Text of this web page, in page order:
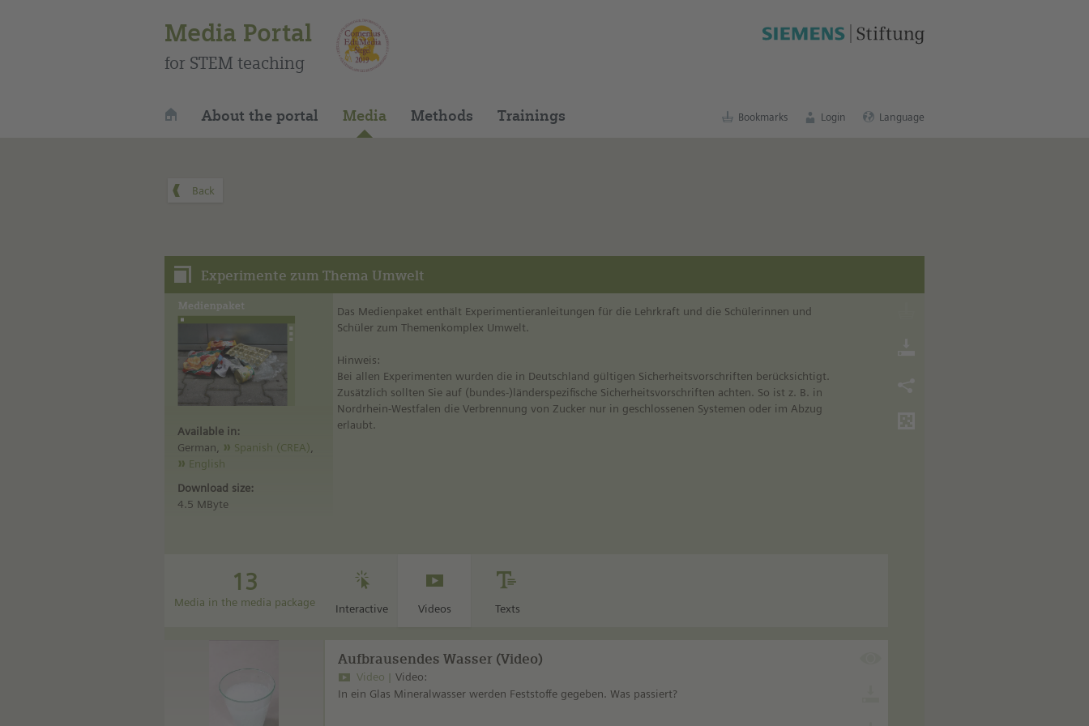
Media Portal
for STEM teaching
About the portal Media Methods Trainings Bookmarks Login Language
Experimente zum Thema Umwelt
Available in:
German,
Spanish (CREA)
English
Download size:
4.5 MByte
Das Medienpaket enthält Experimentieranleitungen für die Lehrkraft und die Schülerinnen und
Schüler zum Themenkomplex Umwelt.
Hinweis:
Bei allen Experimenten wurden die in Deutschland gültigen Sicherheitsvorschriften berücksichtigt.
Zusätzlich sollten Sie auf (bundes-)länderspezifische Sicherheitsvorschriften achten. So ist z. B. in
Nordrhein-Westfalen die Verbrennung von Zucker nur in geschlossenen Systemen oder im Abzug
erlaubt.
13
Media in the media package Interactive Videos Texts
Aufbrausendes Wasser (Video)
Video
Video:
In ein Glas Mineralwasser werden Feststoffe gegeben. Was passiert?